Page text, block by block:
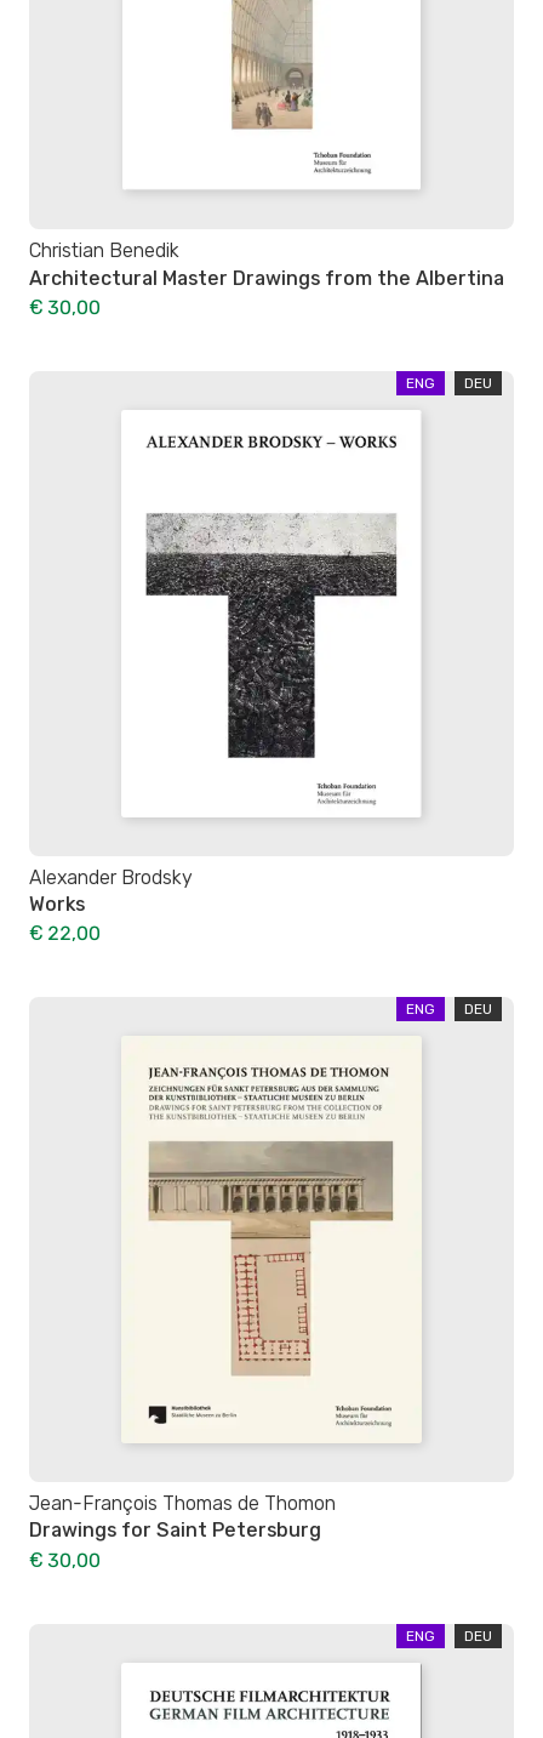
Christian Benedik
Architectural Master Drawings from the Albertina
€ 30,00
ENG DEU
Alexander Brodsky
Works
€ 22,00
ENG DEU
Jean-François Thomas de Thomon
Drawings for Saint Petersburg
€ 30,00
ENG DEU